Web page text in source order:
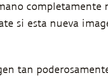
completamente
si esta nueva
tan